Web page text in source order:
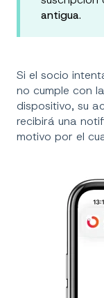
antigua.
Si el socio
no cumple con
dispositivo, su
recibirá una
motivo por el